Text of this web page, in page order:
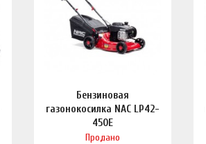
Бензиновая
газонокосилка NAC LP42-
450E
Продано